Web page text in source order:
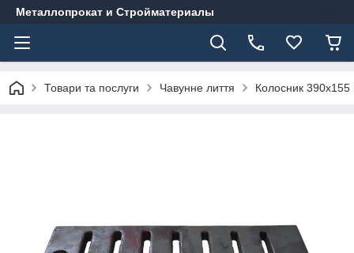
Металлопрокат и Стройматериалы
Товари та послуги Чавунне лиття Колосник